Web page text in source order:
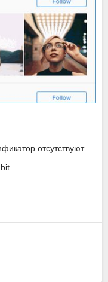
отсутствуют